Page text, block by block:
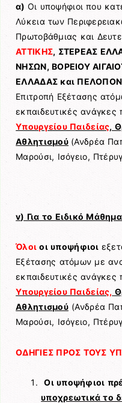
α) Οι υποψήφιοι που
Λύκεια των
Πρωτοβάθμιας και
ΑΤΤΙΚΗΣ, ΣΤΕΡΕΑΣ
ΝΗΣΩΝ, ΒΟΡΕΙΟΥ
ΕΛΛΑΔΑΣ και
Επιτροπή Εξέτασης
εκπαιδευτικές ανάγκες
Υπουργείου Παιδείας,
Αθλητισμού (Ανδρέα
Μαρούσι, Ισόγειο,
v) Για το Ειδικό
Όλοι οι υποψήφιοι
Εξέτασης ατόμων με
εκπαιδευτικές ανάγκες
Υπουργείου Παιδείας,
Αθλητισμού (Ανδρέα
Μαρούσι, Ισόγειο,
ΟΔΗΓΙΕΣ ΠΡΟΣ ΤΟΥΣ
Οι υποψήφιοι
υποχρεωτικά το